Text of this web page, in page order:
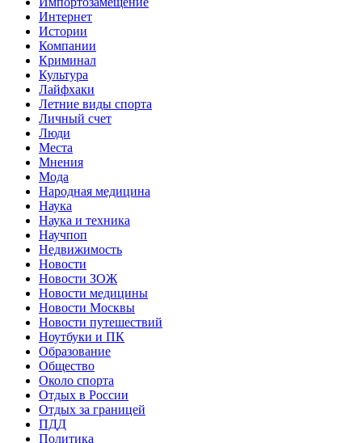
Интернет
Истории
Компании
Криминал
Культура
Лайфхаки
Летние виды спорта
Личный счет
Люди
Места
Мнения
Мода
Народная медицина
Наука
Наука и техника
Научпоп
Недвижимость
Новости
Новости ЗОЖ
Новости медицины
Новости Москвы
Новости путешествий
Ноутбуки и ПК
Образование
Общество
Около спорта
Отдых в России
Отдых за границей
ПДД
Политика